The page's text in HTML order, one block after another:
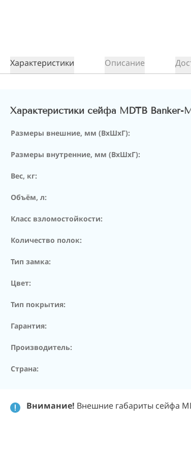
Характеристики Описание
Характеристики сейфа MDTB Banker-
Размеры внешние, мм (ВхШхГ):
Размеры внутренние, мм (ВхШхГ):
Вес, кг:
Объём, л:
Класс взломостойкости:
Количество полок:
Тип замка:
Цвет:
Тип покрытия:
Гарантия:
Производитель:
Страна:
Внимание! Внешние габариты сейфа